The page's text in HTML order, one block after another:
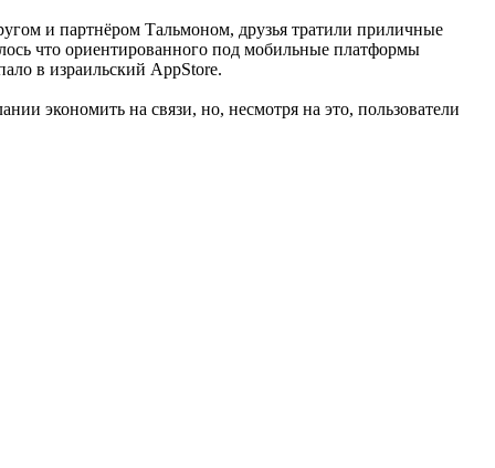
и партнёром Тальмоном, друзья тратили приличные
что ориентированного под мобильные платформы
в израильский AppStore.
экономить на связи, но, несмотря на это, пользователи